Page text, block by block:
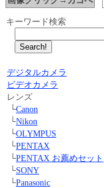
キーワード検索
デジタルカメラ
ビデオカメラ
レンズ
└Canon
└Nikon
└OLYMPUS
└PENTAX
└PENTAX お薦めセット
└SONY
└Panasonic